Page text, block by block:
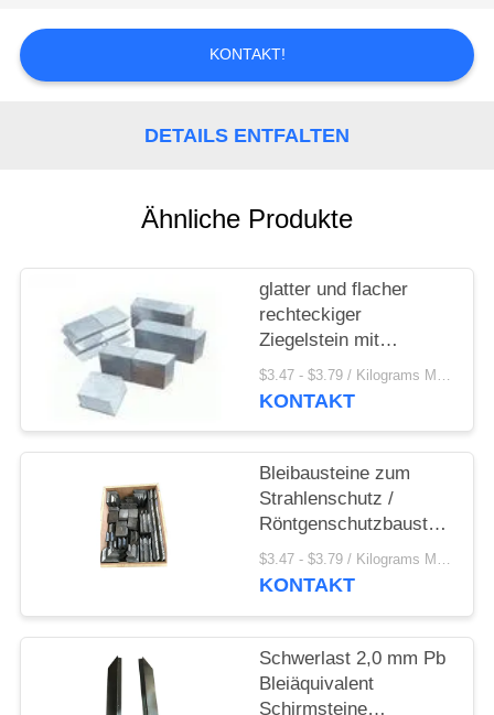
NACHRICHTEN
FÄLLE
POLICY
KONTAKT!
DETAILS ENTFALTEN
Ähnliche Produkte
glatter und flacher
rechteckiger
Ziegelstein mit
Ineinander
greifenfunktionsform
Führungantimonlegierung
in X Ray Room
$3.47 - $3.79 / Kilograms MOQ:500 Kilogramm/Kilogramm
KONTAKT
Bleibausteine zum
Strahlenschutz /
Röntgenschutzbausteine
aus Blei
$3.47 - $3.79 / Kilograms MOQ:500 Kilogramm/Kilogramm
KONTAKT
Schwerlast 2,0 mm Pb
Bleiäquivalent
Schirmsteine